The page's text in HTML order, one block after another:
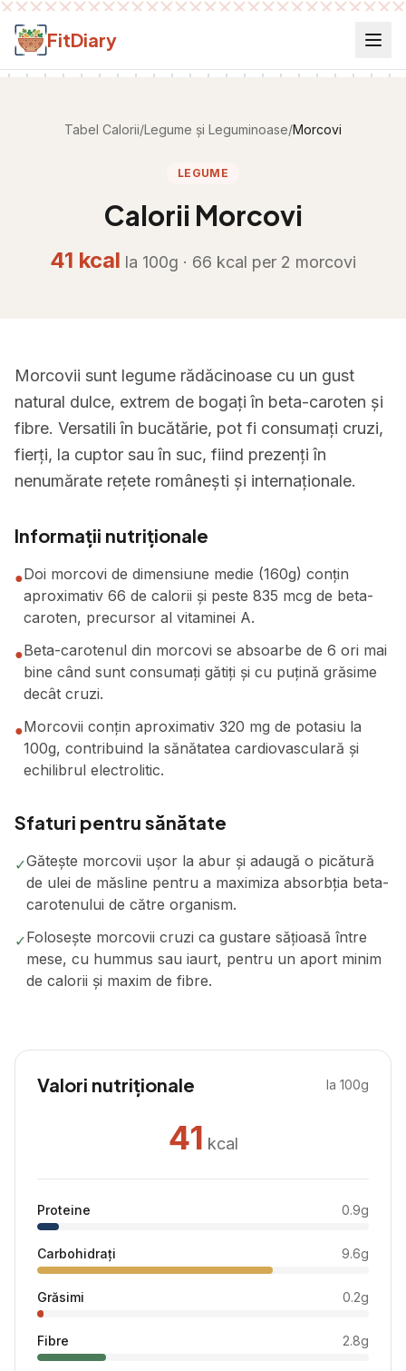
Salt la conținut
FitDiary
Tabel Calorii/Legume și Leguminoase/Morcovi
LEGUME
Calorii Morcovi
41 kcal la 100g · 66 kcal per 2 morcovi
Morcovii sunt legume rădăcinoase cu un gust
natural dulce, extrem de bogați în beta-caroten și
fibre. Versatili în bucătărie, pot fi consumați cruzi,
fierți, la cuptor sau în suc, fiind prezenți în
nenumărate rețete românești și internaționale.
Informații nutriționale
●Doi morcovi de dimensiune medie (160g) conțin
aproximativ 66 de calorii și peste 835 mcg de beta-
caroten, precursor al vitaminei A.
●Beta-carotenul din morcovi se absoarbe de 6 ori mai
bine când sunt consumați gătiți și cu puțină grăsime
decât cruzi.
●Morcovii conțin aproximativ 320 mg de potasiu la
100g, contribuind la sănătatea cardiovasculară și
echilibrul electrolitic.
Sfaturi pentru sănătate
✓Gătește morcovii ușor la abur și adaugă o picătură
de ulei de măsline pentru a maximiza absorbția beta-
carotenului de către organism.
✓Folosește morcovii cruzi ca gustare sățioasă între
mese, cu hummus sau iaurt, pentru un aport minim
de calorii și maxim de fibre.
Valori nutriționale la 100g
41 kcal
Proteine 0.9g
Carbohidrați 9.6g
Grăsimi 0.2g
Fibre 2.8g